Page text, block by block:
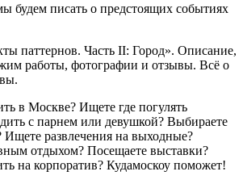
будем писать о предстоящих событиях
паттернов. Часть II: Город». Описание,
работы, фотографии и отзывы. Всё о
в Москве? Ищете где погулять
с парнем или девушкой? Выбираете
Ищете развлечения на выходные?
отдыхом? Посещаете выставки?
на корпоратив? Кудамоскоу поможет!